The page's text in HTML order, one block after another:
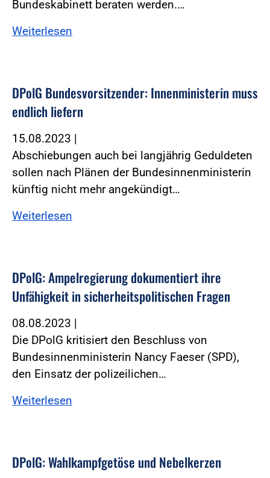
Bundeskabinett beraten werden.…
Weiterlesen
DPolG Bundesvorsitzender: Innenministerin muss
endlich liefern
15.08.2023 |
Abschiebungen auch bei langjährig Geduldeten
sollen nach Plänen der Bundesinnenministerin
künftig nicht mehr angekündigt…
Weiterlesen
DPolG: Ampelregierung dokumentiert ihre
Unfähigkeit in sicherheitspolitischen Fragen
08.08.2023 |
Die DPolG kritisiert den Beschluss von
Bundesinnenministerin Nancy Faeser (SPD),
den Einsatz der polizeilichen…
Weiterlesen
DPolG: Wahlkampfgetöse und Nebelkerzen